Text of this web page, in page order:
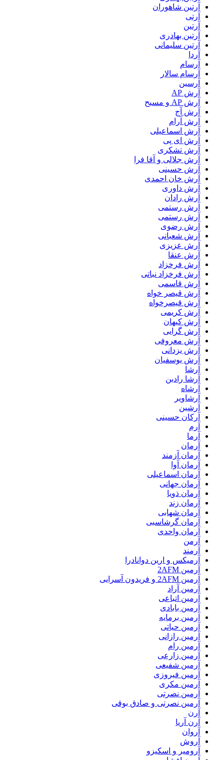
آرتين شاهوران
آرتی
آرتین
آرتین بهادری
آرتین سلیمانی
آردا
آرسام
آرسام سالار
آرسین
آرش AP
آرش AP و مسیح
آرش آج
آرش آرام
آرش اسماعیلی
آرش ای پی
آرش تشکری
آرش جلالی و آقا فرا
آرش حسینی
آرش خان احمدی
آرش داوری
آرش رادان
آرش رستمى
آرش رستمی
آرش رضوی
آرش شعبانی
آرش عزیزی
آرش عنقا
آرش فرخزاد
آرش فرخزاد نباتی
آرش قاسمی
آرش قیصر خواه
آرش قیصرخواه
آرش کریمی
آرش کیهان
آرش گرایی
آرش معروفی
آرش یزدانی
آرش یوسفیان
آرشا
آرشا رادین
آرشاه
آرشاویر
آرشین
آرکان حسینی
آرم
آرما
آرمان
آرمان آزمند
آرمان آوا
آرمان اسماعیلی
آرمان جهانی
آرمان ذویا
آرمان زند
آرمان شهابی
آرمان گرشاسبی
آرمان واحدی
آرمن
آرمند
آرمیکس و ارین دوانادرا
آرمین 2AFM
آرمین 2AFM و فریدون آسرایی
آرمین آراد
آرمین اتباعی
آرمین بابادی
آرمین برمایه
آرمین حیاتی
آرمین رازانی
آرمین رام
آرمین زارعی
آرمین شفیعی
آرمین فیروزی
آرمین مکری
آرمین نصرتی
آرمین نصرتی و صادق بوقی
آرن
آرن آریا
آروان
آروش
آرومیر و اسکیزو